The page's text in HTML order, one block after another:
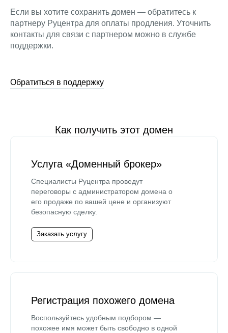
Если вы хотите сохранить домен — обратитесь к
партнеру Руцентра для оплаты продления. Уточнить
контакты для связи с партнером можно в службе
поддержки.
Обратиться в поддержку
Как получить этот домен
Услуга «Доменный брокер»
Специалисты Руцентра проведут
переговоры с администратором домена о
его продаже по вашей цене и организуют
безопасную сделку.
Заказать услугу
Регистрация похожего домена
Воспользуйтесь удобным подбором —
похожее имя может быть свободно в одной